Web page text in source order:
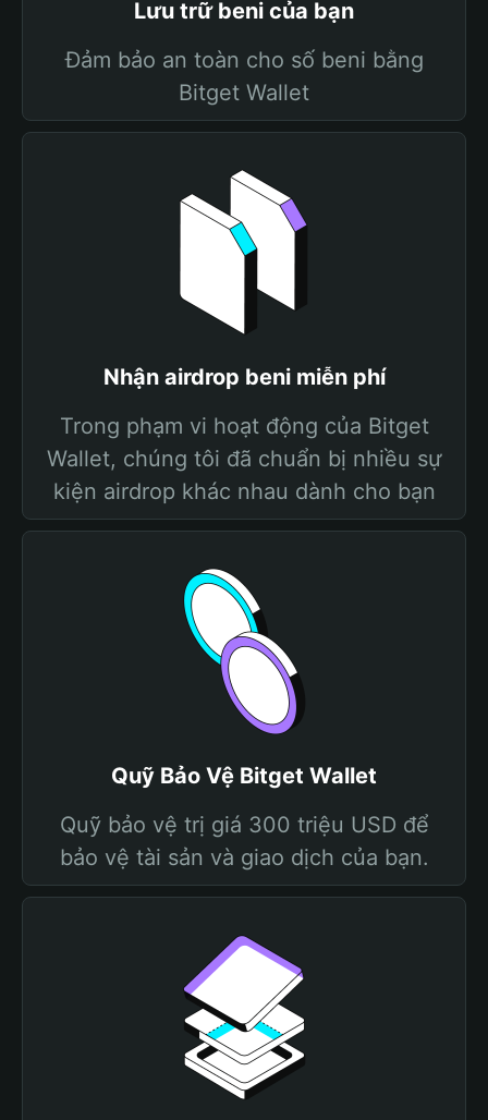
Lưu trữ beni của bạn
Đảm bảo an toàn cho số beni bằng
Bitget Wallet
Nhận airdrop beni miễn phí
Trong phạm vi hoạt động của Bitget
Wallet, chúng tôi đã chuẩn bị nhiều sự
kiện airdrop khác nhau dành cho bạn
Quỹ Bảo Vệ Bitget Wallet
Quỹ bảo vệ trị giá 300 triệu USD để
bảo vệ tài sản và giao dịch của bạn.